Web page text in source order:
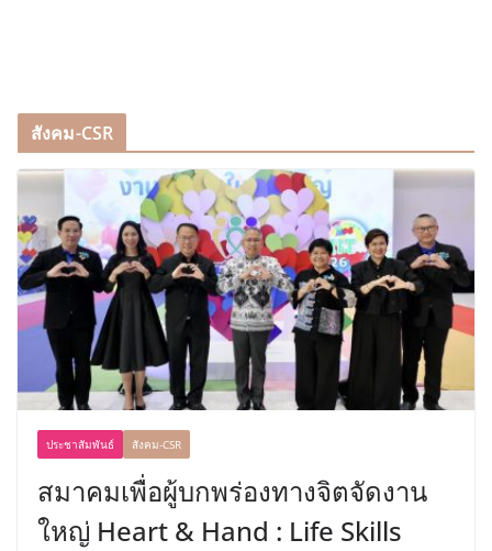
สังคม-CSR
ประชาสัมพันธ์ สังคม-CSR
สมาคมเพื่อผู้บกพร่องทางจิตจัดงาน
ใหญ่ Heart & Hand : Life Skills